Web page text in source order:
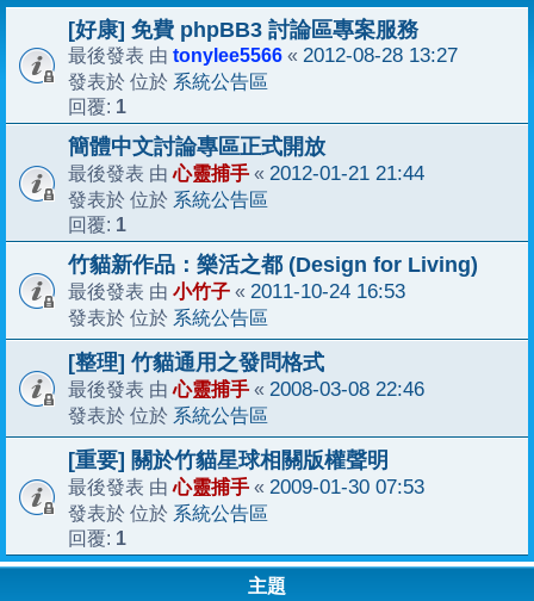
[好康] 免費 phpBB3 討論區專案服務
最後發表 由 tonylee5566 « 2012-08-28 13:27
發表於 位於 系統公告區
回覆: 1
簡體中文討論專區正式開放
最後發表 由心靈捕手 « 2012-01-21 21:44
發表於 位於 系統公告區
回覆: 1
竹貓新作品：樂活之都 (Design for Living)
最後發表 由 小竹子 « 2011-10-24 16:53
發表於 位於 系統公告區
[整理] 竹貓通用之發問格式
最後發表 由心靈捕手 « 2008-03-08 22:46
發表於 位於 系統公告區
[重要] 關於竹貓星球相關版權聲明
最後發表 由心靈捕手 « 2009-01-30 07:53
發表於 位於 系統公告區
回覆: 1
主題